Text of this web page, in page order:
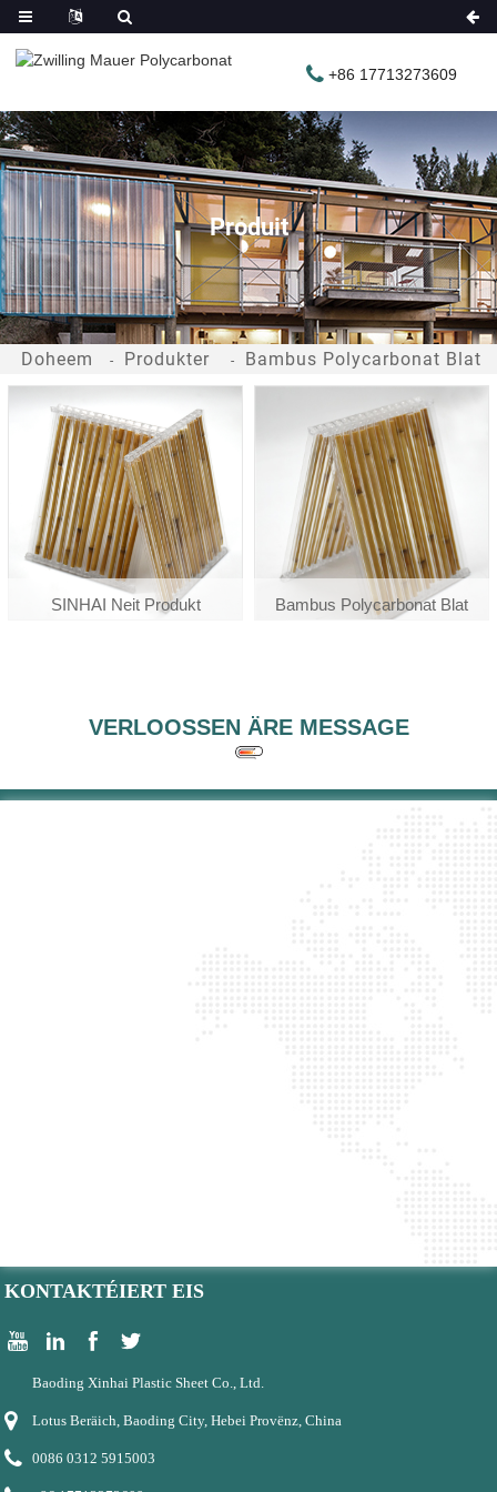
+86 17713273609
Produit
Doheem Produkter Bambus Polycarbonat Blat
SINHAI Neit Produkt Bambus Polycarbonat Blat
VERLOOSSEN ÄRE MESSAGE
KONTAKTÉIERT EIS
Baoding Xinhai Plastic Sheet Co., Ltd.
Lotus Beräich, Baoding City, Hebei Provënz, China
0086 0312 5915003